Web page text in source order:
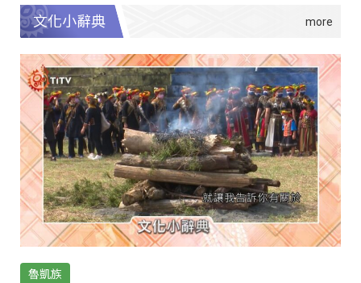
文化小辭典
魯凱族